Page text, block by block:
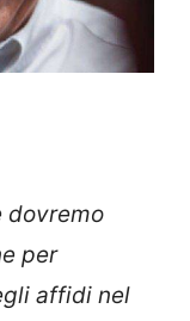
dovremo
per
affidi nel